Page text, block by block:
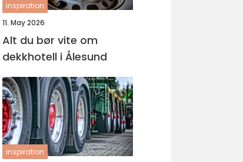
inspiration
11. May 2026
Alt du bør vite om
dekkhotell i Ålesund
inspiration